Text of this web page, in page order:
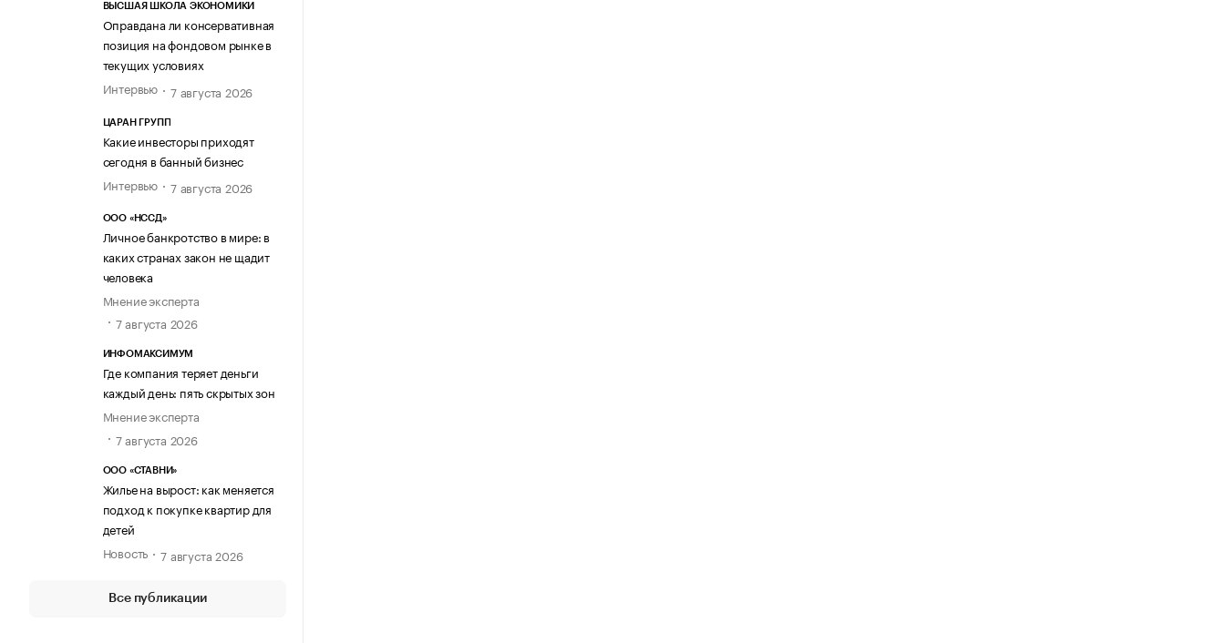
ВЫСШАЯ ШКОЛА ЭКОНОМИКИ
Оправдана ли консервативная
позиция на фондовом рынке в
текущих условиях
Интервью
7 августа 2026
ЦАРАН ГРУПП
Какие инвесторы приходят
сегодня в банный бизнес
Интервью
7 августа 2026
ООО «НССД»
Личное банкротство в мире: в
каких странах закон не щадит
человека
Мнение эксперта
7 августа 2026
ИНФОМАКСИМУМ
Где компания теряет деньги
каждый день: пять скрытых зон
Мнение эксперта
7 августа 2026
ООО «СТАВНИ»
Жилье на вырост: как меняется
подход к покупке квартир для
детей
Новость
7 августа 2026
Все публикации